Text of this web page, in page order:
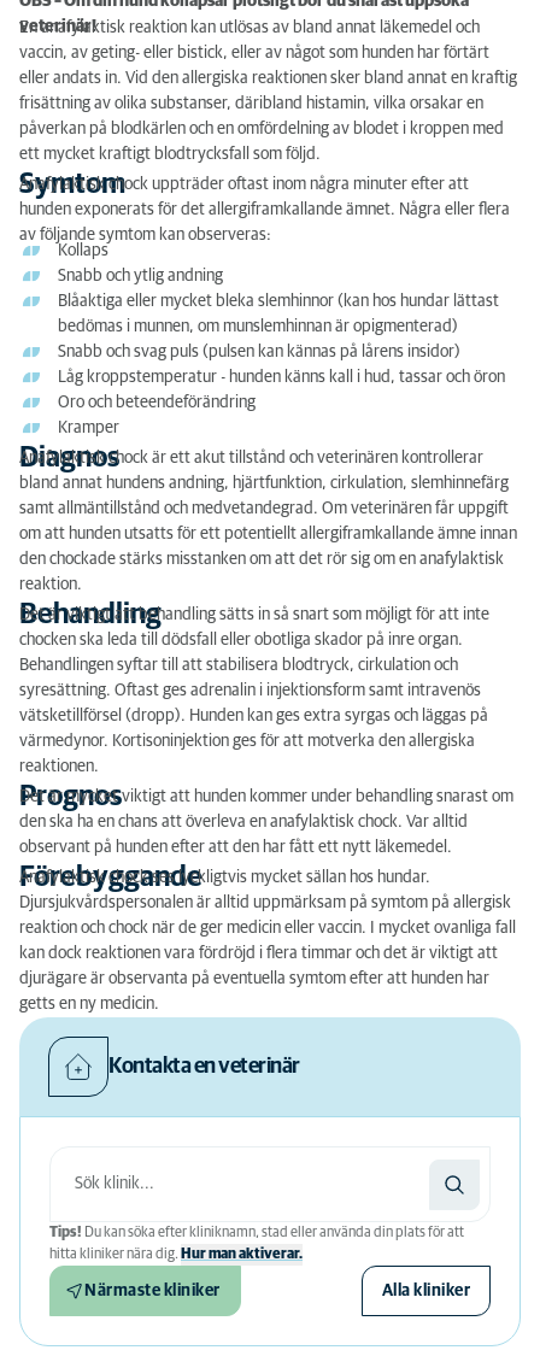
veterinär!
En anafylaktisk reaktion kan utlösas av bland annat läkemedel och
vaccin, av geting- eller bistick, eller av något som hunden har förtärt
eller andats in. Vid den allergiska reaktionen sker bland annat en kraftig
frisättning av olika substanser, däribland histamin, vilka orsakar en
påverkan på blodkärlen och en omfördelning av blodet i kroppen med
ett mycket kraftigt blodtrycksfall som följd.
Symtom
Anafylaktisk chock uppträder oftast inom några minuter efter att
hunden exponerats för det allergiframkallande ämnet. Några eller flera
av följande symtom kan observeras:
Kollaps
Snabb och ytlig andning
Blåaktiga eller mycket bleka slemhinnor (kan hos hundar lättast
bedömas i munnen, om munslemhinnan är opigmenterad)
Snabb och svag puls (pulsen kan kännas på lårens insidor)
Låg kroppstemperatur - hunden känns kall i hud, tassar och öron
Oro och beteendeförändring
Kramper
Diagnos
Anafylaktisk chock är ett akut tillstånd och veterinären kontrollerar
bland annat hundens andning, hjärtfunktion, cirkulation, slemhinnefärg
samt allmäntillstånd och medvetandegrad. Om veterinären får uppgift
om att hunden utsatts för ett potentiellt allergiframkallande ämne innan
den chockade stärks misstanken om att det rör sig om en anafylaktisk
reaktion.
Behandling
Det är viktigt att behandling sätts in så snart som möjligt för att inte
chocken ska leda till dödsfall eller obotliga skador på inre organ.
Behandlingen syftar till att stabilisera blodtryck, cirkulation och
syresättning. Oftast ges adrenalin i injektionsform samt intravenös
vätsketillförsel (dropp). Hunden kan ges extra syrgas och läggas på
värmedynor. Kortisoninjektion ges för att motverka den allergiska
reaktionen.
Prognos
Det är mycket viktigt att hunden kommer under behandling snarast om
den ska ha en chans att överleva en anafylaktisk chock. Var alltid
observant på hunden efter att den har fått ett nytt läkemedel.
Förebyggande
Anafylaktisk chock ses lyckligtvis mycket sällan hos hundar.
Djursjukvårdspersonalen är alltid uppmärksam på symtom på allergisk
reaktion och chock när de ger medicin eller vaccin. I mycket ovanliga fall
kan dock reaktionen vara fördröjd i flera timmar och det är viktigt att
djurägare är observanta på eventuella symtom efter att hunden har
getts en ny medicin.
Kontakta en veterinär
Tips! Du kan söka efter kliniknamn, stad eller använda din plats för att
hitta kliniker nära dig. Hur man aktiverar.
Närmaste kliniker Alla kliniker